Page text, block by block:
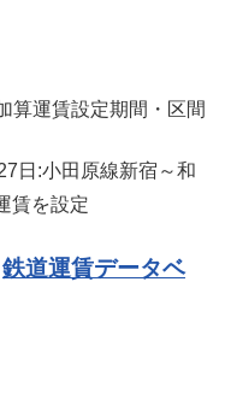
算運賃設定期間・区間
日:小田原線新宿～和
賃を設定
鉄道運賃データベ